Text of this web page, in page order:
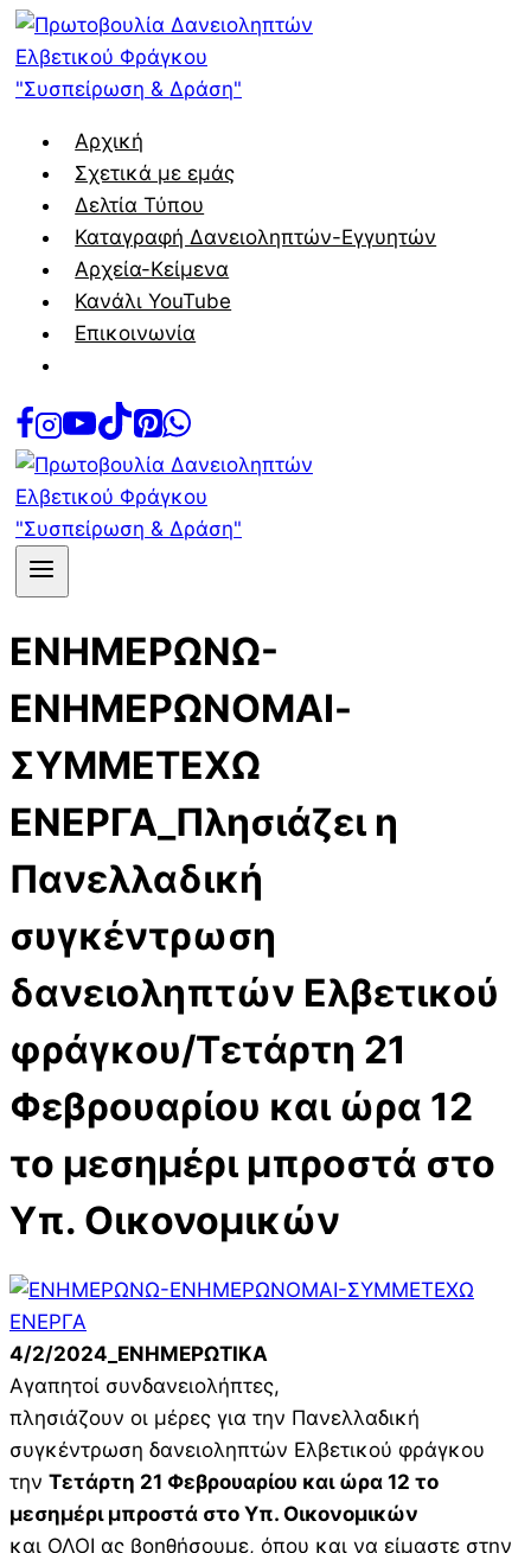
Skip
to
content
Αρχική
Σχετικά με εμάς
Δελτία Τύπου
Καταγραφή Δανειοληπτών-Εγγυητών
Αρχεία-Κείμενα
Κανάλι YouTube
Επικοινωνία
ΕΝΗΜΕΡΩΝΩ-
ΕΝΗΜΕΡΩΝΟΜΑΙ-
ΣΥΜΜΕΤΕΧΩ
ΕΝΕΡΓΑ_Πλησιάζει η
Πανελλαδική
συγκέντρωση
δανειοληπτών Ελβετικού
φράγκου/Τετάρτη 21
Φεβρουαρίου και ώρα 12
το μεσημέρι μπροστά στο
Υπ. Οικονομικών
4/2/2024_ΕΝΗΜΕΡΩΤΙΚΑ
Αγαπητοί συνδανειολήπτες,
πλησιάζουν οι μέρες για την Πανελλαδική
συγκέντρωση δανειοληπτών Ελβετικού φράγκου
την Τετάρτη 21 Φεβρουαρίου και ώρα 12 το
μεσημέρι μπροστά στο Υπ. Οικονομικών
και ΟΛΟΙ ας βοηθήσουμε, όπου και να είμαστε στην